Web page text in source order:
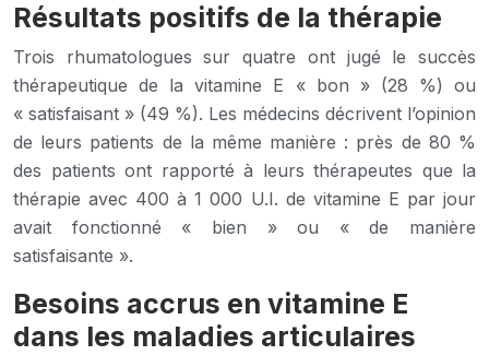
Résultats positifs de la thérapie
Trois rhumatologues sur quatre ont jugé le succès
thérapeutique de la vitamine E « bon » (28 %) ou
« satisfaisant » (49 %). Les médecins décrivent l’opinion
de leurs patients de la même manière : près de 80 %
des patients ont rapporté à leurs thérapeutes que la
thérapie avec 400 à 1 000 U.I. de vitamine E par jour
avait fonctionné « bien » ou « de manière
satisfaisante ».
Besoins accrus en vitamine E
dans les maladies articulaires